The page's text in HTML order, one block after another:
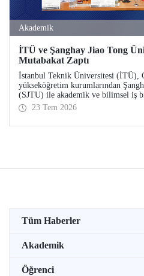
Akademik
İTÜ ve Şanghay Jiao Tong
Mutabakat Zaptı
İstanbul Teknik Üniversitesi (İTÜ),
yükseköğretim kurumlarından
(SJTU) ile akademik ve bilimsel iş
mutabakat zaptı (MoU) imzalandı.
23 Tem 2026
Tüm Haberler
Akademik
Öğrenci